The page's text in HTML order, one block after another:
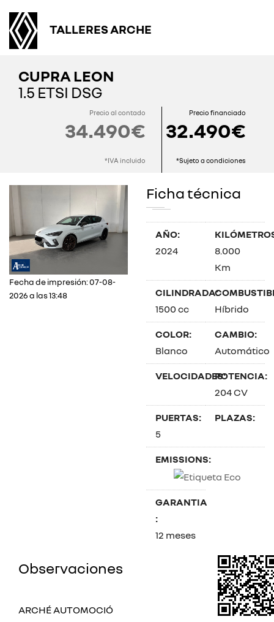
TALLERES ARCHE
CUPRA LEON
1.5 ETSI DSG
Precio al contado
34.490€
*IVA incluido
Precio financiado
32.490€
*Sujeto a condiciones
Fecha de impresión: 07-08-
2026 a las 13:48
Ficha técnica
AÑO:
2024
8.000
Km
CILINDRADA:
1500 cc
Híbrido
COLOR:
Blanco
CAMBIO:
Automático
VELOCIDADES:POTENCIA:
204 CV
PUERTAS:
5
PLAZAS:
EMISSIONS:
GARANTIA
:
12 meses
Observaciones
ARCHÉ AUTOMOCIÓ